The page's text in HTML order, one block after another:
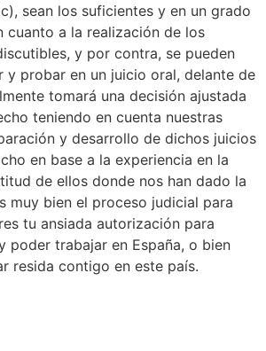
sean los suficientes y en un grado
cuanto a la realización de los
y por contra, se pueden
y probar en un juicio oral, delante de
tomará una decisión ajustada
teniendo en cuenta nuestras
y desarrollo de dichos juicios
en base a la experiencia en la
de ellos donde nos han dado la
muy bien el proceso judicial para
tu ansiada autorización para
poder trabajar en España, o bien
resida contigo en este país.